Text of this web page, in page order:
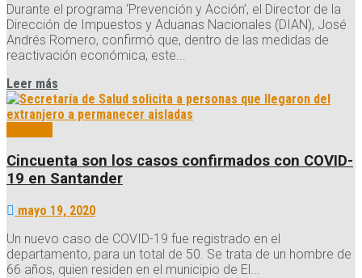
Durante el programa ‘Prevención y Acción’, el Director de la
Dirección de Impuestos y Aduanas Nacionales (DIAN), José
Andrés Romero, confirmó que, dentro de las medidas de
reactivación económica, este...
Leer más
Cincuenta son los casos confirmados con COVID-
19 en Santander
mayo 19, 2020
Un nuevo caso de COVID-19 fue registrado en el
departamento, para un total de 50. Se trata de un hombre de
66 años, quien residen en el municipio de El...